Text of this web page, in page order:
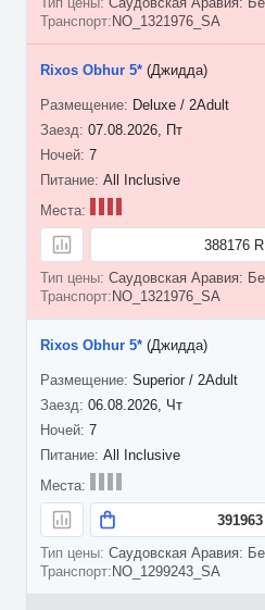
NO_1321976_SA
07.08.2026, Пт
7
Rixos Obhur 5* (Джидда)
Deluxe / 2Adult
All Inclusive
388176
Саудовская Аравия:
NO_1321976_SA
06.08.2026, Чт
7
Rixos Obhur 5* (Джидда)
Superior / 2Adult
All Inclusive
Саудовская Аравия:
NO_1299243_SA